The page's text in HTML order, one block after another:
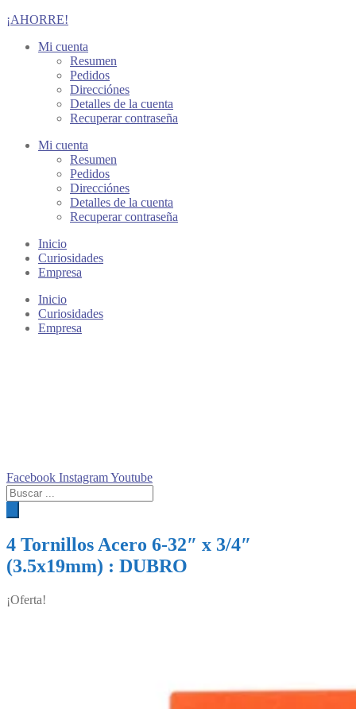
¡AHORRE!
Mi cuenta
Resumen
Pedidos
Direcciónes
Detalles de la cuenta
Recuperar contraseña
Mi cuenta
Resumen
Pedidos
Direcciónes
Detalles de la cuenta
Recuperar contraseña
Inicio
Curiosidades
Empresa
Inicio
Curiosidades
Empresa
Facebook InstagramYoutube
Búsqueda
de
productos
4 Tornillos Acero 6-32″ x 3/4″
(3.5x19mm) : DUBRO
¡Oferta!